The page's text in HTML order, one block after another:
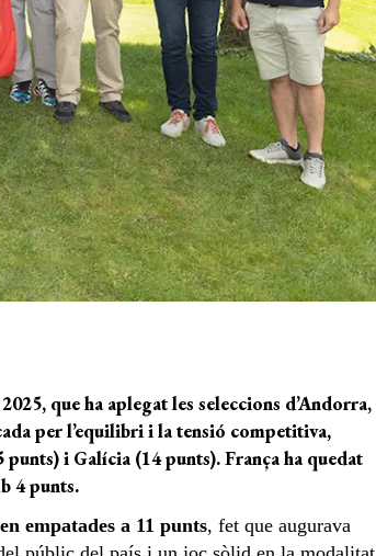
que ha aplegat les seleccions d’Andorra,
per l’equilibri i la tensió competitiva,
i Galícia (14 punts). França ha quedat
4 punts.
empatades a 11 punts, fet que augurava